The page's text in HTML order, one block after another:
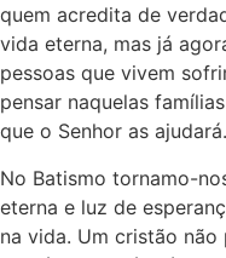
quem acredita de
vida eterna, mas já
pessoas que vivem
pensar naquelas
que o Senhor as ajudará.
No Batismo tornamo-
eterna e luz de
na vida. Um cristão